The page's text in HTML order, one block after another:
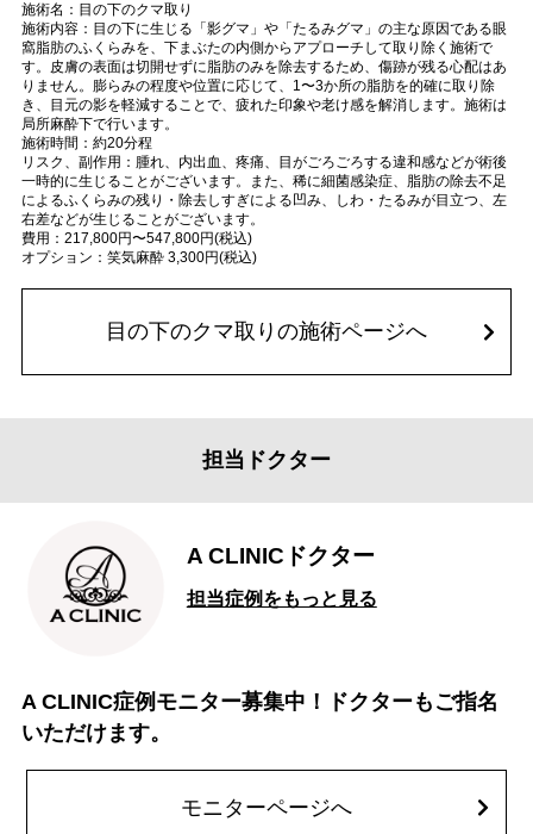
施術名：目の下のクマ取り
施術内容：目の下に生じる「影グマ」や「たるみグマ」の主な原因である眼
窩脂肪のふくらみを、下まぶたの内側からアプローチして取り除く施術で
す。皮膚の表面は切開せずに脂肪のみを除去するため、傷跡が残る心配はあ
りません。膨らみの程度や位置に応じて、1〜3か所の脂肪を的確に取り除
き、目元の影を軽減することで、疲れた印象や老け感を解消します。施術は
局所麻酔下で行います。
施術時間：約20分程
リスク、副作用：腫れ、内出血、疼痛、目がごろごろする違和感などが術後
一時的に生じることがございます。また、稀に細菌感染症、脂肪の除去不足
によるふくらみの残り・除去しすぎによる凹み、しわ・たるみが目立つ、左
右差などが生じることがございます。
費用：217,800円〜547,800円(税込)
オプション：笑気麻酔 3,300円(税込)
目の下のクマ取りの施術ページへ
担当ドクター
A CLINICドクター
担当症例をもっと見る
A CLINIC症例モニター募集中！ドクターもご指名
いただけます。
モニターページへ